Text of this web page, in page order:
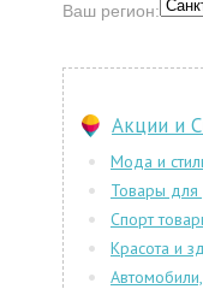
Ваш регион:
Акции и
Мода и
Товары для
Спорт
Красота и